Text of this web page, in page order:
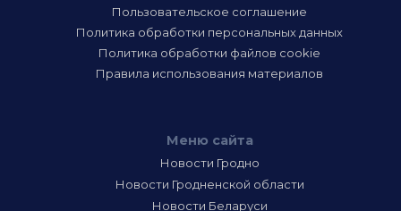
Пользовательское соглашение
Политика обработки персональных данных
Политика обработки файлов cookie
Правила использования материалов
Меню сайта
Новости Гродно
Новости Гродненской области
Новости Беларуси